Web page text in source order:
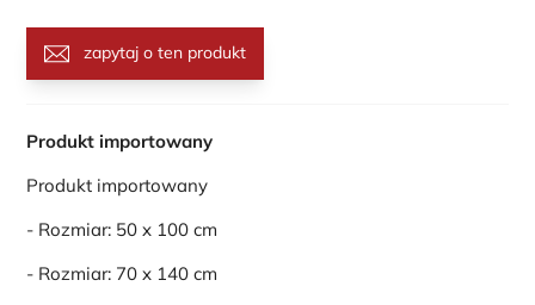
zapytaj o ten produkt
Produkt importowany
Produkt importowany
- Rozmiar: 50 x 100 cm
- Rozmiar: 70 x 140 cm